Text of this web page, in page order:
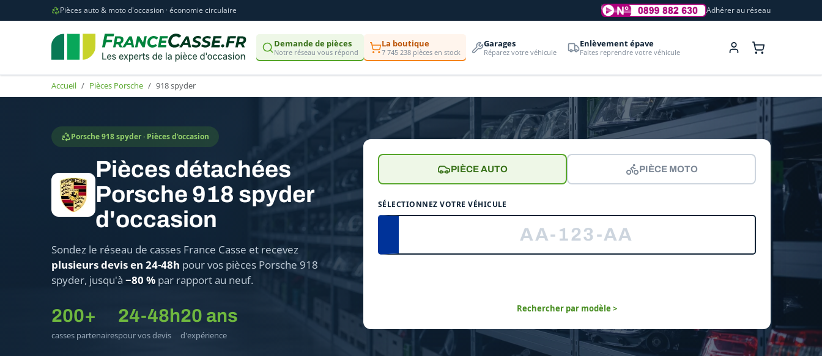
Pièces auto & moto d'occasion · économie circulaire Adhérer au réseau
Demande de pièces
Notre réseau vous répond
La boutique
7 745 238 pièces en stock
Garages
Réparez votre véhicule
Enlèvement épave
Faites reprendre votre véhicule
Accueil Pièces Porsche 918 spyder
Porsche 918 spyder · Pièces d'occasion
Pièces détachées
Porsche 918 spyder
d'occasion
Sondez le réseau de casses France Casse et recevez
plusieurs devis en 24-48h pour vos pièces Porsche 918
spyder, jusqu'à −80 % par rapport au neuf.
200+
casses partenaires
24-48h
pour vos devis
20 ans
d'expérience
PIÈCE AUTO PIÈCE MOTO
SÉLECTIONNEZ VOTRE VÉHICULE
Rechercher par modèle >